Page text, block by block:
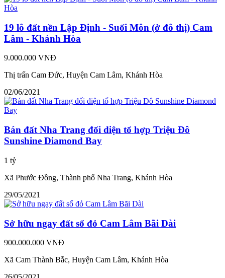
19 lô đất nền Lập Định - Suối Môn (ở đô thị) Cam
Lâm - Khánh Hòa
9.000.000 VNĐ
Thị trấn Cam Đức, Huyện Cam Lâm, Khánh Hòa
02/06/2021
Bán đất Nha Trang đối diện tổ hợp Triệu Đô
Sunshine Diamond Bay
1 tỷ
Xã Phước Đồng, Thành phố Nha Trang, Khánh Hòa
29/05/2021
Sở hữu ngay đất sổ đỏ Cam Lâm Bãi Dài
900.000.000 VNĐ
Xã Cam Thành Bắc, Huyện Cam Lâm, Khánh Hòa